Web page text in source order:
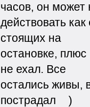
часов, он может
действовать
стоящих на
остановке,
не ехал. Все
остались живы,
пострадал
)